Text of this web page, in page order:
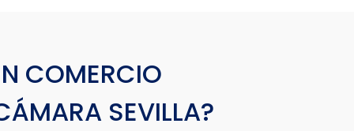
COMERCIO
SEVILLA?